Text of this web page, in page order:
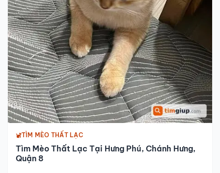
TÌM MÈO THẤT LẠC
Tìm Mèo Thất Lạc Tại Hưng Phú, Chánh Hưng,
Quận 8